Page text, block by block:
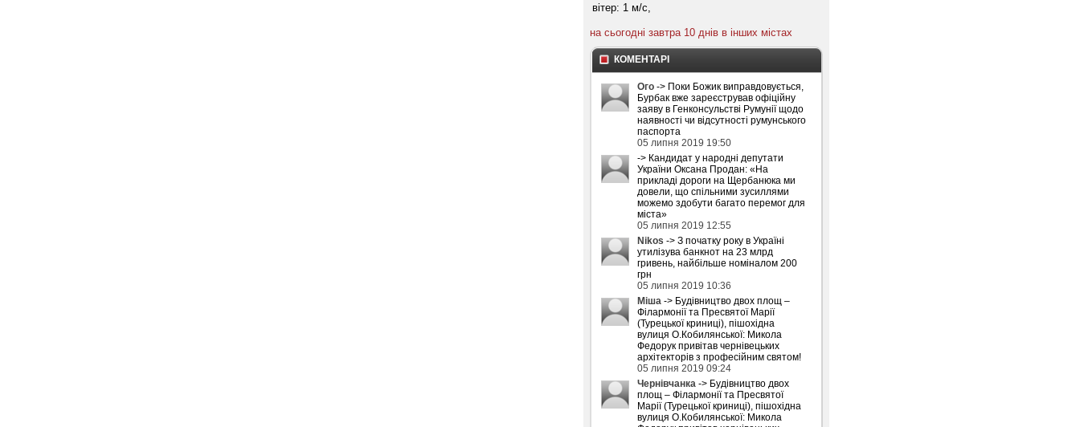
вітер: 1 м/с,
на сьогодні завтра 10 днів в інших містах
КОМЕНТАРІ
Ого -> Поки Божик виправдовується,
Бурбак вже зареєстрував офіційну
заяву в Генконсульстві Румунії щодо
наявності чи відсутності румунського
паспорта
05 липня 2019 19:50
-> Кандидат у народні депутати
України Оксана Продан: «На
прикладі дороги на Щербанюка ми
довели, що спільними зусиллями
можемо здобути багато перемог для
міста»
05 липня 2019 12:55
Nikos -> З початку року в Україні
утилізува банкнот на 23 млрд
гривень, найбільше номіналом 200
грн
05 липня 2019 10:36
Міша -> Будівництво двох площ –
Філармонії та Пресвятої Марії
(Турецької криниці), пішохідна
вулиця О.Кобилянської: Микола
Федорук привітав чернівецьких
архітекторів з професійним святом!
05 липня 2019 09:24
Чернівчанка -> Будівництво двох
площ – Філармонії та Пресвятої
Марії (Турецької криниці), пішохідна
вулиця О.Кобилянської: Микола